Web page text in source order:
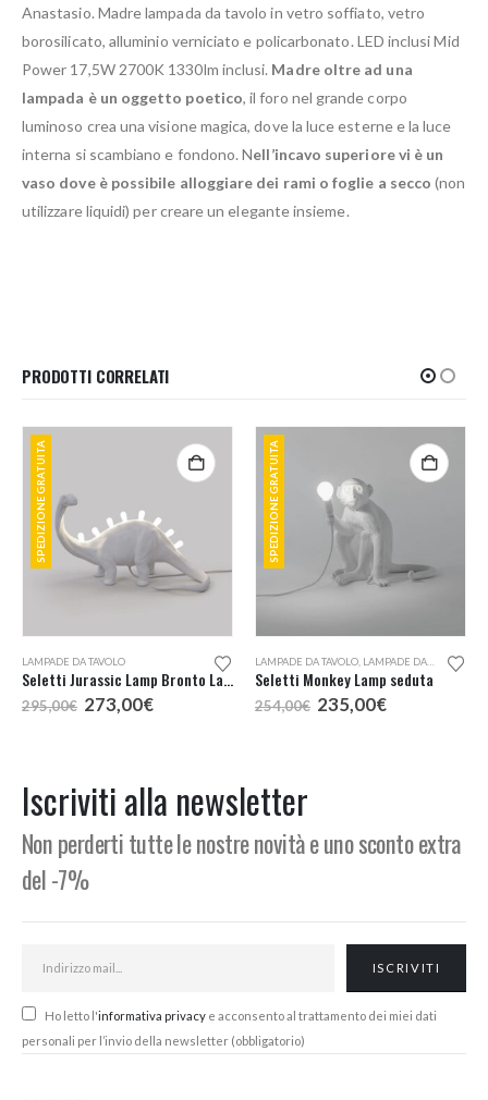
Anastasio. Madre lampada da tavolo in vetro soffiato, vetro
borosilicato, alluminio verniciato e policarbonato. LED inclusi Mid
Power 17,5W 2700K 1330lm inclusi. Madre oltre ad una
lampada è un oggetto poetico, il foro nel grande corpo
luminoso crea una visione magica, dove la luce esterne e la luce
interna si scambiano e fondono. Nell’incavo superiore vi è un
vaso dove è possibile alloggiare dei rami o foglie a secco (non
utilizzare liquidi) per creare un elegante insieme.
PRODOTTI CORRELATI
SPEDIZIONE GRATUITA
LAMPADE DA TAVOLO
Seletti Jurassic Lamp Bronto Lampada da Tavolo
295,00€ Il
prezzo
273,00€Il
SPEDIZIONE GRATUITA
LAMPADE DA TAVOLO LAMPADE DA TERRA
Seletti Monkey Lamp seduta
254,00€ Il
prezzo
235,00€Il
Iscriviti alla newsletter
Non perderti tutte le nostre novità e uno sconto extra
del -7%
Ho letto l'informativa privacy e acconsento al trattamento dei miei dati
personali per l’invio della newsletter (obbligatorio)